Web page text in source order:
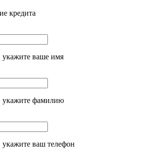
кредита
укажите ваше имя
укажите фамилию
ваш телефон